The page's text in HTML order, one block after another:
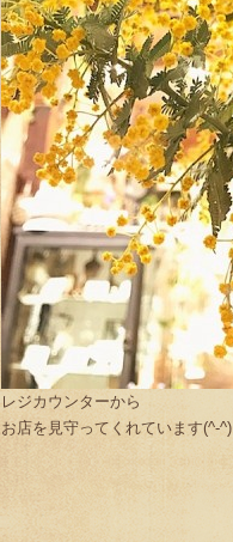
レジカウンターから
お店を見守ってくれています(^-^)